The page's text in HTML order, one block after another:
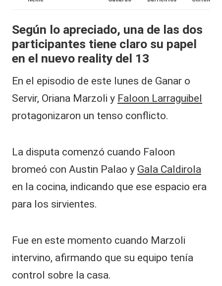
it
y
s,
T
V
y
e
d
e
s
L
a
C
Según lo apreciado, una de las dos
participantes tiene claro su papel
en el nuevo reality del 13
En el episodio de este lunes de Ganar o
Servir, Oriana Marzoli y Faloon Larraguibel
protagonizaron un tenso conflicto.
La disputa comenzó cuando Faloon
bromeó con Austin Palao y Gala Caldirola
en la cocina, indicando que ese espacio era
para los sirvientes.
Fue en este momento cuando Marzoli
intervino, afirmando que su equipo tenía
control sobre la casa.